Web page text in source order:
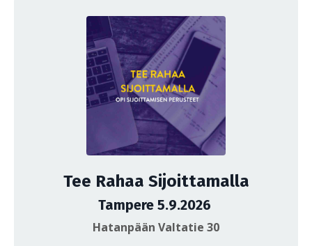
Tee Rahaa Sijoittamalla
Tampere 5.9.2026
Hatanpään Valtatie 30